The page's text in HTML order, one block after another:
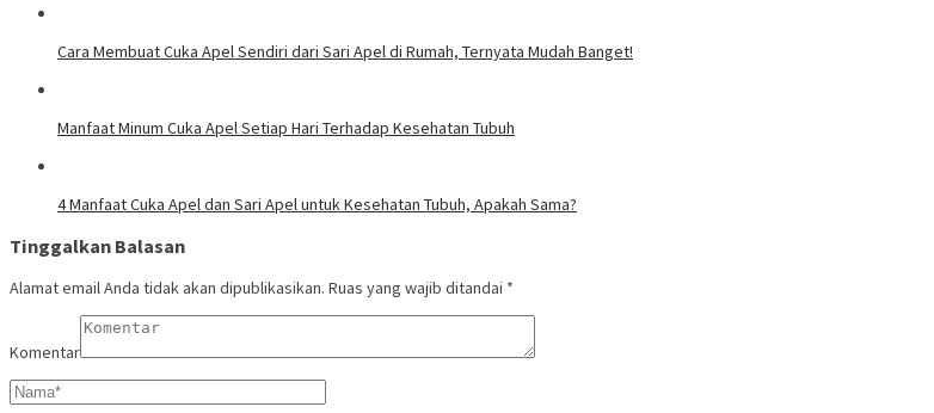
Cara Membuat Cuka Apel Sendiri dari Sari Apel di Rumah, Ternyata Mudah Banget!
Manfaat Minum Cuka Apel Setiap Hari Terhadap Kesehatan Tubuh
4 Manfaat Cuka Apel dan Sari Apel untuk Kesehatan Tubuh, Apakah Sama?
Tinggalkan Balasan
Alamat email Anda tidak akan dipublikasikan. Ruas yang wajib ditandai *
Komentar